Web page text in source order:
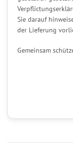
Sie darauf
der Lieferung
Gemeinsam